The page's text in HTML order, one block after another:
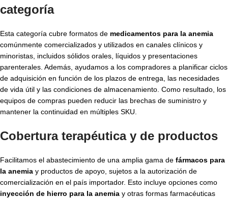
categoría
Esta categoría cubre formatos de medicamentos para la anemia
comúnmente comercializados y utilizados en canales clínicos y
minoristas, incluidos sólidos orales, líquidos y presentaciones
parenterales. Además, ayudamos a los compradores a planificar ciclos
de adquisición en función de los plazos de entrega, las necesidades
de vida útil y las condiciones de almacenamiento. Como resultado, los
equipos de compras pueden reducir las brechas de suministro y
mantener la continuidad en múltiples SKU.
Cobertura terapéutica y de productos
Facilitamos el abastecimiento de una amplia gama de fármacos para
la anemia y productos de apoyo, sujetos a la autorización de
comercialización en el país importador. Esto incluye opciones como
inyección de hierro para la anemia y otras formas farmacéuticas